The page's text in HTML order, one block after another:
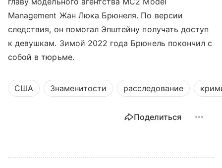
Management Жан Люка Брюнеля. По версии
следствия, он помогал Эпштейну получать доступ
к девушкам. Зимой 2022 года Брюнель покончил с
собой в тюрьме.
США Знаменитости расследование
Поделиться